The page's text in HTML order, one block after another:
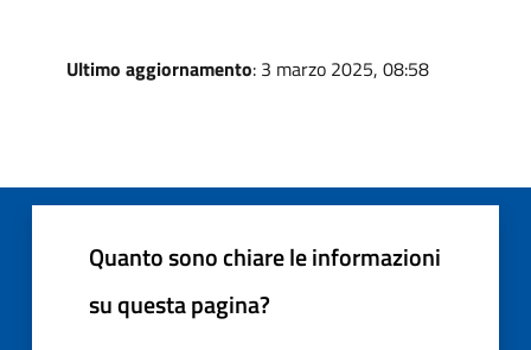
Ultimo aggiornamento: 3 marzo 2025, 08:58
Quanto sono chiare le informazioni
su questa pagina?